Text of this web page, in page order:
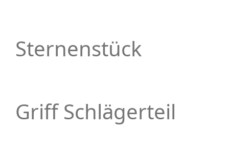
Sternenstück
Griff Schlägerteil